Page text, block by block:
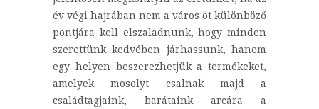
év végi hajrában nem a város öt különböző
pontjára kell elszaladnunk, hogy minden
szerettünk kedvében járhassunk, hanem
egy helyen beszerezhetjük a termékeket,
amelyek mosolyt csalnak majd a
családtagjaink, barátaink arcára a